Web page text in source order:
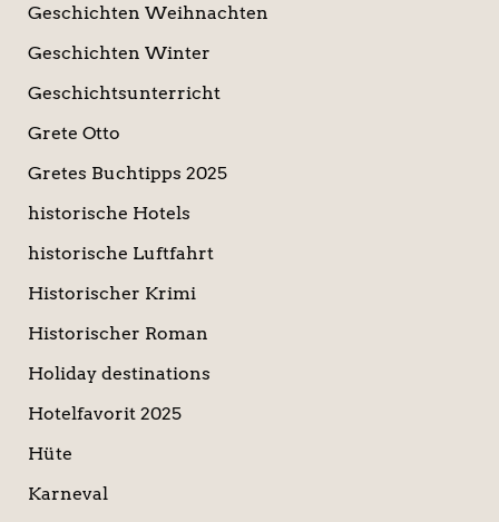
Geschichten Weihnachten
Geschichten Winter
Geschichtsunterricht
Grete Otto
Gretes Buchtipps 2025
historische Hotels
historische Luftfahrt
Historischer Krimi
Historischer Roman
Holiday destinations
Hotelfavorit 2025
Hüte
Karneval